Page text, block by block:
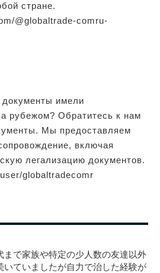
стране.
@globaltrade-comru-
имели
рубежом? Обратитесь к нам
Мы предоставляем
включая
легализацию документов.
globaltradecomr
まで家族や特定の少人数の友達以外
いていましたが自力で治した経験が